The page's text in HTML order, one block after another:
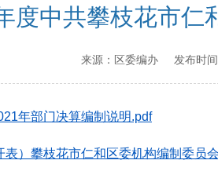
度中共攀枝花市
来源： 区委编办发布时间
年部门决算编制说明.pdf
表）攀枝花市仁和区委机构编制委员